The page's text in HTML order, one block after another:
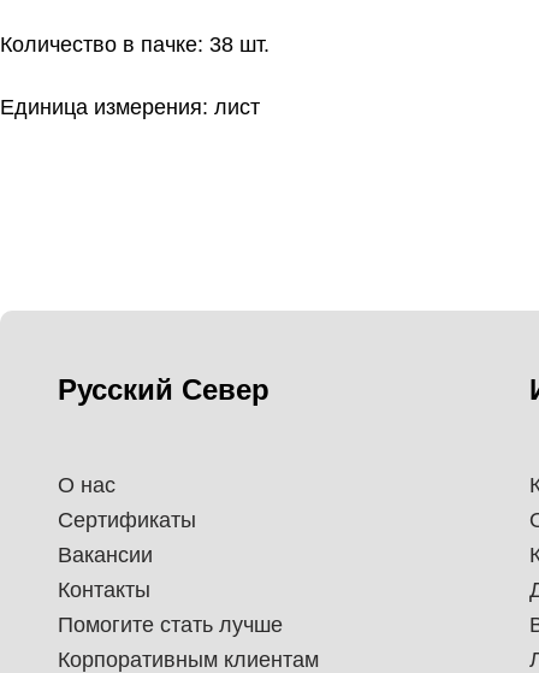
Количество в пачке: 38 шт.
Единица измерения: лист
Русский Север
О нас
Сертификаты
Вакансии
Контакты
Помогите стать лучше
Корпоративным клиентам